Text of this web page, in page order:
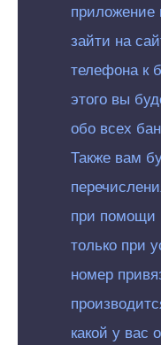
зайти на
телефона к
этого вы
обо всех
Также вам
при помощи
только при
номер
какой у вас